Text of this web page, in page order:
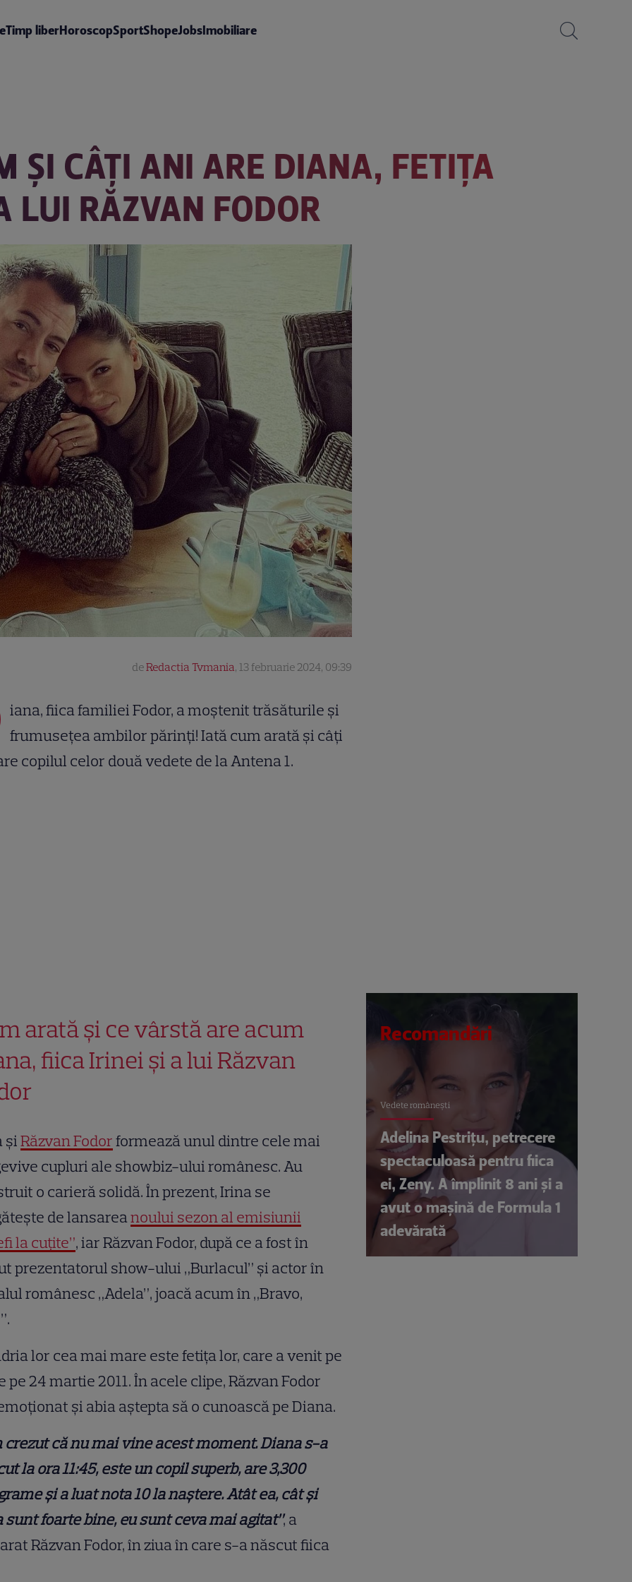
Timp liberHoroscopSportShopeJobsImobiliare
ȘI CÂȚI ANI ARE DIANA, FETIȚA
LUI RĂZVAN FODOR
deRedactia Tvmania, 13 februarie 2024, 09:39
iana, fiica familiei Fodor, a moștenit trăsăturile și
frumusețea ambilor părinți! Iată cum arată și câți
copilul celor două vedete de la Antena 1.
arată și ce vârstă are acum
fiica Irinei și a lui Răzvan
șiRăzvan Fodorformează unul dintre cele mai
cupluri ale showbiz-ului românesc. Au
o carieră solidă. În prezent, Irina se
de lansareanoului sezon al emisiunii
la cuțite”, iar Răzvan Fodor, după ce a fost în
prezentatorul show-ului „Burlacul” și actor în
românesc „Adela”, joacă acum în „Bravo,
lor cea mai mare este fetița lor, care a venit pe
pe 24 martie 2011. În acele clipe, Răzvan Fodor
și abia aștepta să o cunoască pe Diana.
crezut că nu mai vine acest moment. Diana s-a
la ora 11:45, este un copil superb, are 3,300
şi a luat nota 10 la naştere. Atât ea, cât şi
sunt foarte bine, eu sunt ceva mai agitat”, a
Răzvan Fodor, în ziua în care s-a născut fiica
Recomandări
Vedete româneşti
Adelina Pestrițu, petrecere
spectaculoasă pentru fiica
ei, Zeny. A împlinit 8 ani și a
avut o mașină de Formula 1
adevărată